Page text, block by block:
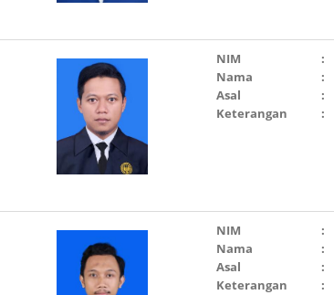
NIM :
Nama
:
Asal
:
Keterangan
:
NIM :
Nama
:
Asal
:
Keterangan
: